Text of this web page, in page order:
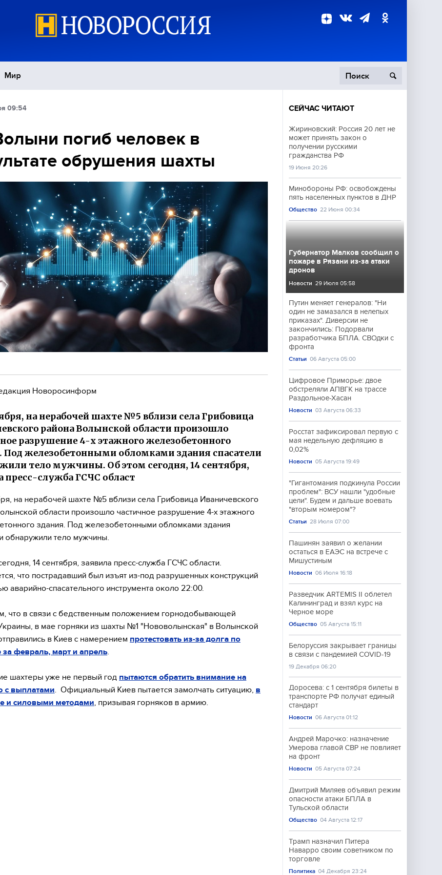
Мир
Экономика
Происшествия
09:54
погиб человек в
обрушения шахты
Новоросинформ
на нерабочей шахте №5 вблизи села Грибовица
района Волынской области произошло
разрушение 4-х этажного железобетонного
Под железобетонными обломками здания спасатели
тело мужчины. Об этом сегодня, 14 сентября,
пресс-служба ГСЧС област
на нерабочей шахте №5 вблизи села Грибовица Иваничевского
области произошло частичное разрушение 4-х этажного
здания. Под железобетонными обломками здания
обнаружили тело мужчины.
14 сентября, заявила пресс-служба ГСЧС области.
что пострадавший был изъят из-под разрушенных конструкций
аварийно-спасательного инструмента около 22:00.
что в связи с бедственным положением горнодобывающей
в мае горняки из шахты №1 "Нововолынская" в Волынской
в Киев с намерением протестовать из-за долга по
за февраль, март и апрель
шахтеры уже не первый год пытаются обратить внимание на
с выплатами . Официальный Киев пытается замолчать ситуацию, в
и силовыми методами , призывая горняков в армию.
СЕЙЧАС ЧИТАЮТ
Жириновский: Россия 20 лет не
может принять закон о
получении русскими
гражданства РФ
19 Июня 20:26
Минобороны РФ: освобождены
пять населенных пунктов в ДНР
Общество 22 Июня 00:34
Губернатор Малков сообщил о
пожаре в Рязани из-за атаки
дронов
Новости 29 Июля 05:58
Путин меняет генералов: "Ни
один не замазался в нелепых
приказах". Диверсии не
закончились: Подорвали
разработчика БПЛА. СВОдки с
фронта
Статьи 06 Августа 05:00
Цифровое Приморье: двое
обстреляли АПВГК на трассе
Раздольное-Хасан
Новости 03 Августа 06:33
Росстат зафиксировал первую с
мая недельную дефляцию в
0,02%
Новости 05 Августа 19:49
"Гигантомания подкинула России
проблем": ВСУ нашли "удобные
цели". Будем и дальше воевать
"вторым номером"?
Статьи 28 Июля 07:00
Пашинян заявил о желании
остаться в ЕАЭС на встрече с
Мишустиным
Новости 06 Июля 16:18
Разведчик ARTEMIS II облетел
Калининград и взял курс на
Черное море
Общество 05 Августа 15:11
Белоруссия закрывает границы
в связи с пандемией COVID-19
19 Декабря 06:20
Доросева: с 1 сентября билеты в
транспорте РФ получат единый
стандарт
Новости 06 Августа 01:12
Андрей Марочко: назначение
Умерова главой СВР не повлияет
на фронт
Новости 05 Августа 07:24
Дмитрий Миляев объявил режим
опасности атаки БПЛА в
Тульской области
Общество 04 Августа 12:17
Трамп назначил Питера
Наварро своим советником по
торговле
Политика 04 Декабря 23:24